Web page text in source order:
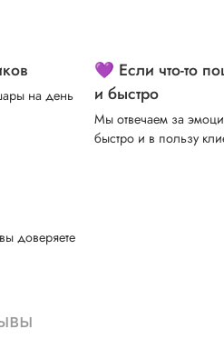
на день
💜 Если что-то
и быстро
Мы отвечаем за
быстро и в пользу
доверяете